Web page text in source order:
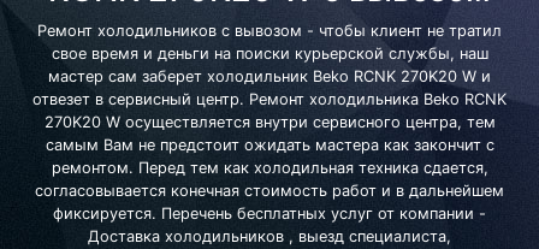
Ремонт холодильников с вывозом - чтобы клиент не тратил
свое время и деньги на поиски курьерской службы, наш
мастер сам заберет холодильник Beko RCNK 270K20 W и
отвезет в сервисный центр. Ремонт холодильника Beko RCNK
270K20 W осуществляется внутри сервисного центра, тем
самым Вам не предстоит ожидать мастера как закончит с
ремонтом. Перед тем как холодильная техника сдается,
согласовывается конечная стоимость работ и в дальнейшем
фиксируется. Перечень бесплатных услуг от компании -
Доставка холодильников , выезд специалиста,